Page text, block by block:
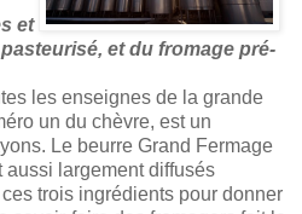
et
et du fromage pré-
les enseignes de la grande
un du chèvre, est un
Le beurre Grand Fermage
aussi largement diffusés
trois ingrédients pour donner